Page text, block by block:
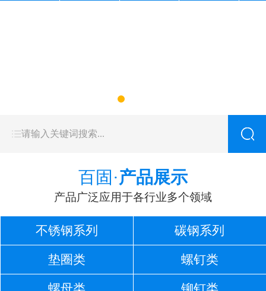
百固·产品展示
产品广泛应用于各行业多个领域
不锈钢系列 碳钢系列
垫圈类 螺钉类